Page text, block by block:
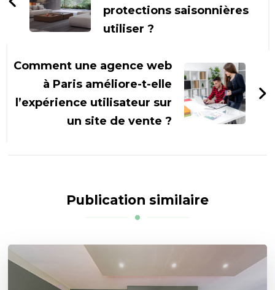
protections saisonnières
utiliser ?
Comment une agence web
à Paris améliore-t-elle
l’expérience utilisateur sur
un site de vente ?
Publication similaire